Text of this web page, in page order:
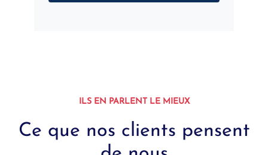
ILS EN PARLENT LE MIEUX
Ce que nos clients pensent